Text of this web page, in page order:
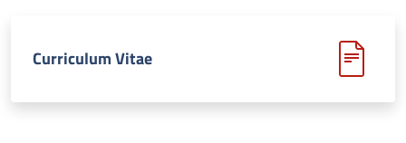
Curriculum Vitae